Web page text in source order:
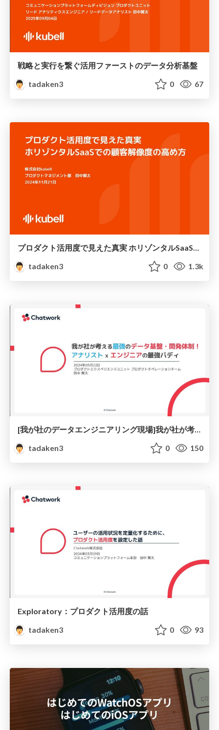
戦略と実行を繋ぐ活用ファーストのデータ分析基盤
tadaken3
0 67
tadaken3
0 1.3k
[我が社のデータエンジニアリング現場]我が社が考える最強のデータ基盤・開発体制！
tadaken3
0 150
Exploratory：プロダクト活用度の話
tadaken3
0 93